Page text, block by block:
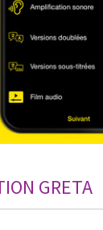
GRETA